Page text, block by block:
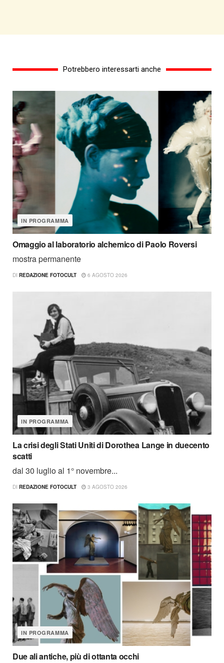
Potrebbero interessarti anche
IN PROGRAMMA
Omaggio al laboratorio alchemico di Paolo Roversi
mostra permanente
DI REDAZIONE FOTOCULT 6 AGOSTO 2026
IN PROGRAMMA
La crisi degli Stati Uniti di Dorothea Lange in duecento
scatti
dal 30 luglio al 1° novembre...
DI REDAZIONE FOTOCULT 3 AGOSTO 2026
IN PROGRAMMA
Due ali antiche, più di ottanta occhi